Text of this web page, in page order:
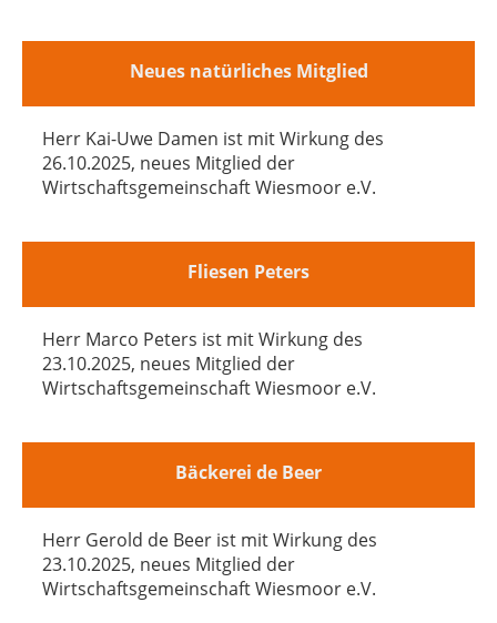
Neues natürliches Mitglied
Herr Kai-Uwe Damen ist mit Wirkung des
26.10.2025, neues Mitglied der
Wirtschaftsgemeinschaft Wiesmoor e.V.
Fliesen Peters
Herr Marco Peters ist mit Wirkung des
23.10.2025, neues Mitglied der
Wirtschaftsgemeinschaft Wiesmoor e.V.
Bäckerei de Beer
Herr Gerold de Beer ist mit Wirkung des
23.10.2025, neues Mitglied der
Wirtschaftsgemeinschaft Wiesmoor e.V.